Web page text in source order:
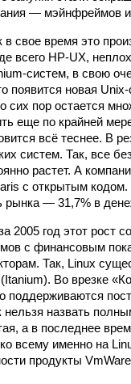
— мэйнфреймов
в свое время это
HP-UX,
систем, в свою
появится новая
пор остается
еще по крайней
всё теснее. В
систем. Так, все
растет. А
с открытым кодом.
рынка — 31,7% в
год этот рост
с финансовым
Так, Linux
Во врезке
поддерживаются
назвать
а в последнее
всему именно на
продукты